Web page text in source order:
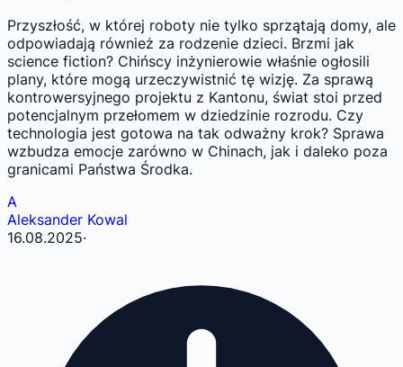
Przyszłość, w której roboty nie tylko sprzątają domy, ale
odpowiadają również za rodzenie dzieci. Brzmi jak
science fiction? Chińscy inżynierowie właśnie ogłosili
plany, które mogą urzeczywistnić tę wizję. Za sprawą
kontrowersyjnego projektu z Kantonu, świat stoi przed
potencjalnym przełomem w dziedzinie rozrodu. Czy
technologia jest gotowa na tak odważny krok? Sprawa
wzbudza emocje zarówno w Chinach, jak i daleko poza
granicami Państwa Środka.
A
Aleksander Kowal
16.08.2025·